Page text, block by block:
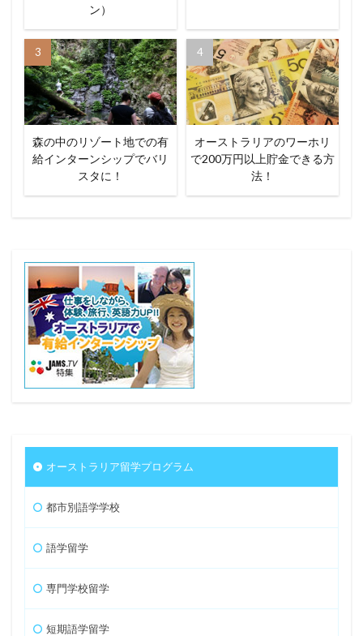
ン）
森の中のリゾート地での有
給インターンシップでバリ
スタに！
オーストラリアのワーホリ
で200万円以上貯金できる方
法！
オーストラリア留学プログラム
都市別語学学校
語学留学
専門学校留学
短期語学留学